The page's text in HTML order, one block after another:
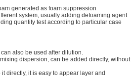
generated as foam suppression
system, usually adding defoaming agent
quantity test according to particular case
also be used after dilution.
dispersion, can be added directly, without
directly, it is easy to appear layer and